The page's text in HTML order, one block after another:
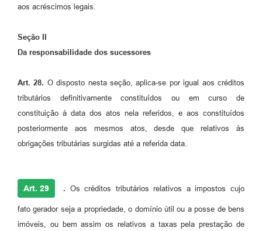
aos acréscimos legais.
Seção II
Da responsabilidade dos sucessores
Art. 28. O disposto nesta seção, aplica-se por igual aos créditos
tributários definitivamente constituídos ou em curso de
constituição à data dos atos nela referidos, e aos constituídos
posteriormente aos mesmos atos, desde que relativos às
obrigações tributárias surgidas até a referida data.
Art. 29 . Os créditos tributários relativos a impostos cujo
fato gerador seja a propriedade, o domínio útil ou a posse de bens
imóveis, ou bem assim os relativos a taxas pela prestação de